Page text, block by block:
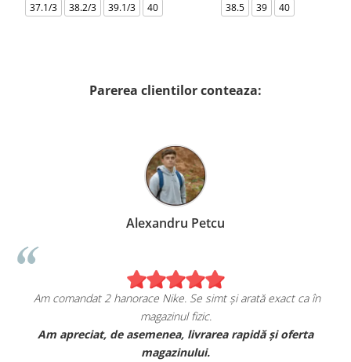
37.1/3
38.2/3 39.1/3 40
38.5
39 40
Parerea clientilor conteaza:
Alexandru Petcu
Am comandat 2 hanorace Nike. Se simt și arată exact ca în
magazinul fizic.
Am apreciat, de asemenea, livrarea rapidă și oferta
magazinului.